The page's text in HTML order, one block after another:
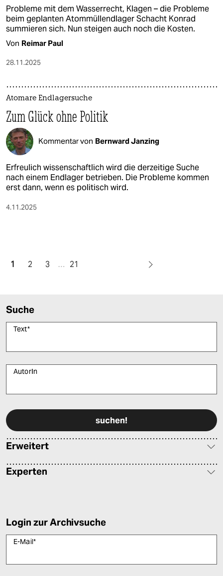
Probleme mit dem Wasserrecht, Klagen – die Probleme
beim geplanten Atommüllendlager Schacht Konrad
summieren sich. Nun steigen auch noch die Kosten.
Von Reimar Paul
28.11.2025
Atomare Endlagersuche
Zum Glück ohne Politik
Kommentar von Bernward Janzing
Erfreulich wissenschaftlich wird die derzeitige Suche
nach einem Endlager betrieben. Die Probleme kommen
erst dann, wenn es politisch wird.
4.11.2025
1 2 3 … 21
Suche
Text*
AutorIn
Erweitert
Experten
Login zur Archivsuche
E-Mail*